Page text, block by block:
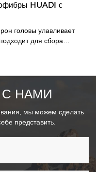
HUADI с
головы улавливает
для сбора
120 см.
С НАМИ
мы можем сделать
представить.